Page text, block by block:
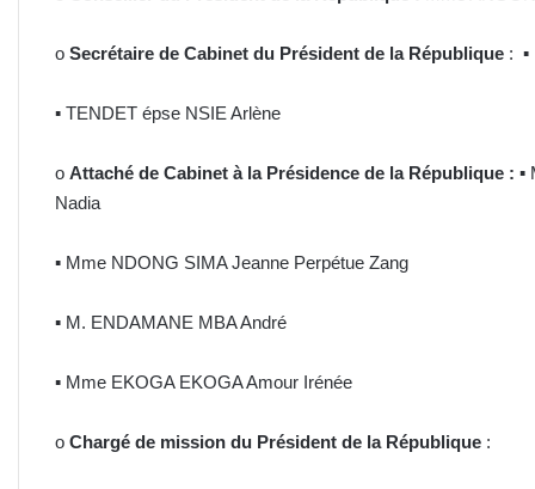
o Secrétaire de Cabinet du Président de la République : ▪
▪ TENDET épse NSIE Arlène
o Attaché de Cabinet à la Présidence de la République : ▪
Nadia
▪ Mme NDONG SIMA Jeanne Perpétue Zang
▪ M. ENDAMANE MBA André
▪ Mme EKOGA EKOGA Amour Irénée
o Chargé de mission du Président de la République :